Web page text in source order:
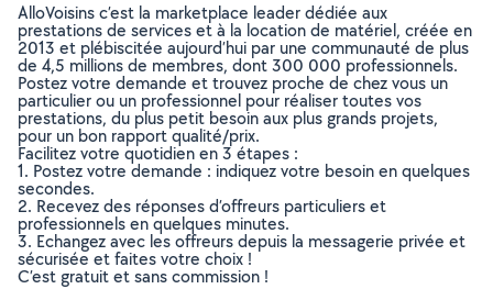
AlloVoisins c’est la marketplace leader dédiée aux
prestations de services et à la location de matériel, créée en
2013 et plébiscitée aujourd’hui par une communauté de plus
de 4,5 millions de membres, dont 300 000 professionnels.
Postez votre demande et trouvez proche de chez vous un
particulier ou un professionnel pour réaliser toutes vos
prestations, du plus petit besoin aux plus grands projets,
pour un bon rapport qualité/prix.
Facilitez votre quotidien en 3 étapes :
1. Postez votre demande : indiquez votre besoin en quelques
secondes.
2. Recevez des réponses d’offreurs particuliers et
professionnels en quelques minutes.
3. Echangez avec les offreurs depuis la messagerie privée et
sécurisée et faites votre choix !
C’est gratuit et sans commission !